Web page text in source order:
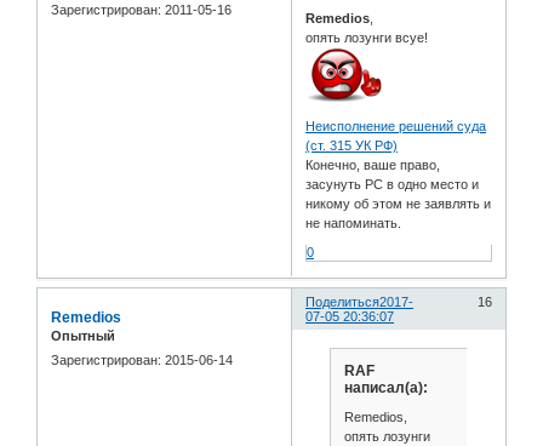
Зарегистрирован: 2011-05-16
Remedios
опять лозунги всуе!
Неисполнение решений суда
(ст. 315 УК РФ)
Конечно, ваше право,
засунуть РС в одно место и
никому об этом не заявлять и
не напоминать.
0
Поделиться 16
2017-
07-05 20:36:07
Remedios
Опытный
Зарегистрирован: 2015-06-14
RAF
написал(а):
Remedios,
опять лозунги